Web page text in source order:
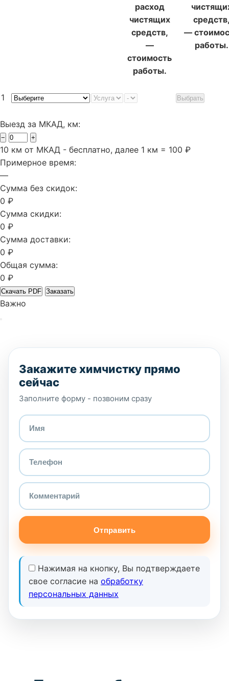
расход
чистящих
средств,
—
стоимость
работы.
—
работы.
1 Выбрать
Выезд за МКАД, км:
− +
10 км от МКАД - бесплатно, далее 1 км = 100 ₽
Примерное время:
—
Сумма без скидок:
0 ₽
Сумма скидки:
0 ₽
Сумма доставки:
0 ₽
Общая сумма:
0 ₽
Скачать PDF Заказать
Важно
Закажите химчистку прямо
сейчас
Заполните форму - позвоним сразу
Отправить
Нажимая на кнопку, Вы подтверждаете
свое согласие на обработку
персональных данных